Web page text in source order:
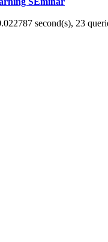
second(s), 23